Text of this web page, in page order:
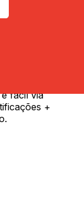
fácil via
+